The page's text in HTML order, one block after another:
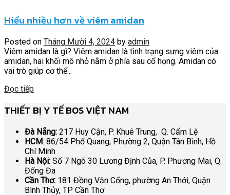
Hiểu nhiều hơn về viêm amidan
Posted on Tháng Mười 4, 2024 by admin
Viêm amidan là gì? Viêm amidan là tình trạng sưng viêm của
amidan, hai khối mô nhỏ nằm ở phía sau cổ họng. Amidan có
vai trò giúp cơ thể...
Đọc tiếp
THIẾT BỊ Y TẾ BOS VIỆT NAM
Đà Nẵng: 217 Huy Cận, P. Khuê Trung, Q. Cẩm Lệ
HCM: 86/54 Phổ Quang, Phường 2, Quận Tân Bình, Hồ
Chí Minh
Hà Nội: Số 7 Ngõ 30 Lương Định Của, P. Phương Mai, Q.
Đống Đa
Cần Thơ: 181 Đồng Văn Cống, phường An Thới, Quận
Bình Thủy, TP Cần Thơ